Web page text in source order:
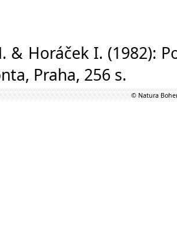
& Horáček I. (1982):
Praha, 256 s.
© Natura